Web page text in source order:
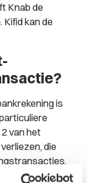
Knab de
kan de
is
2 van het
die
sprake is